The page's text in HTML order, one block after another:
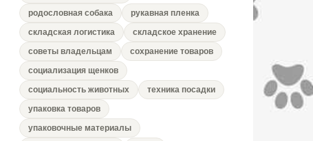
родословная собака
рукавная пленка
складская логистика
складское хранение
советы владельцам
сохранение товаров
социализация щенков
социальность животных
техника посадки
упаковка товаров
упаковочные материалы